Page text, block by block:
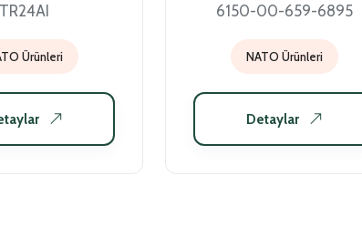
TR24AI
Ürünleri
6150-00-659-6895
NATO Ürünleri
Detaylar